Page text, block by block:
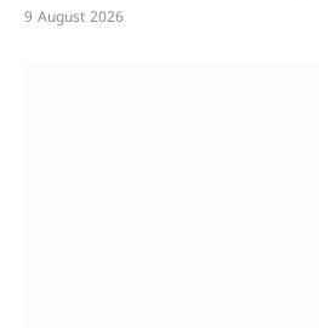
9 August 2026